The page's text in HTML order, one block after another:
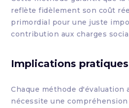
reflète fidèlement son coût
primordial pour une juste
contribution aux charges
Implications pratiques
Chaque méthode d'évaluation
nécessite une compréhension